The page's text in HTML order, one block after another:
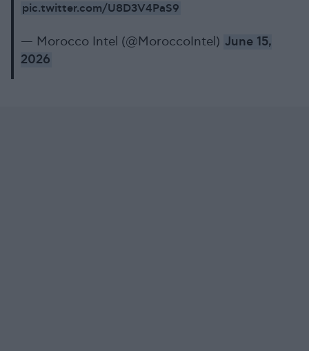
pic.twitter.com/U8D3V4PaS9
— Morocco Intel (@MoroccoIntel) June 15,
2026